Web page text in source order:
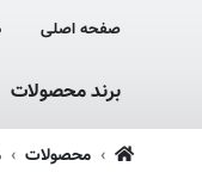
صفحه اصلی
برند محصولات
محصولات